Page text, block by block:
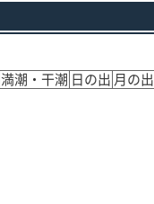
満潮・干潮 日の出 月の出